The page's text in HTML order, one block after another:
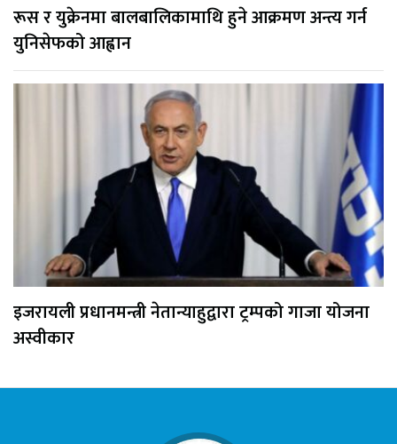
रूस र युक्रेनमा बालबालिकामाथि हुने आक्रमण अन्त्य गर्न
युनिसेफको आह्वान
इजरायली प्रधानमन्त्री नेतान्याहुद्वारा ट्रम्पको गाजा योजना
अस्वीकार